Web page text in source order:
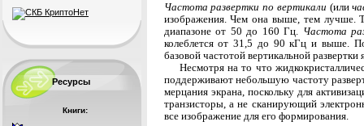
Ресурсы
Книги:
Частота развертки по вертикали (или
изображения. Чем она выше, тем лучше.
диапазоне от 50 до 160 Гц. Частота
колеблется от 31,5 до 90 кГц и выше.
базовой частотой вертикальной развертки
Несмотря на то что
поддерживают небольшую частоту
мерцания экрана, поскольку для
транзисторы, а не сканирующий
все изображение для его формирования.